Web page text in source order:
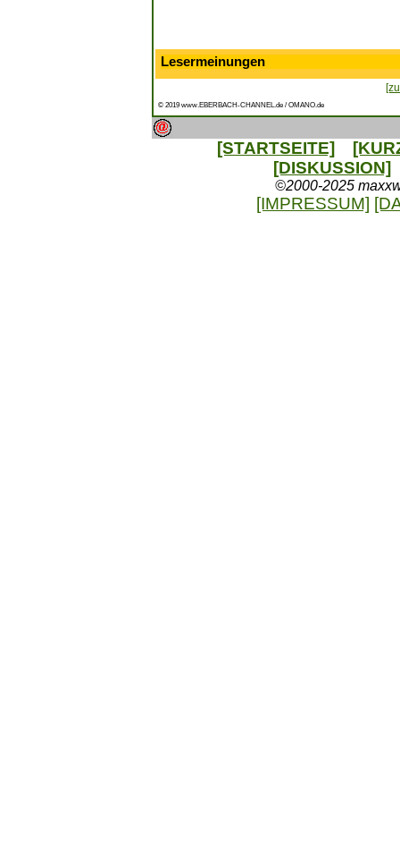
Lesermeinungen
© 2019 www.EBERBACH-CHANNEL.de / OMANO.de
[STARTSEITE]
[DISKUSSION]
©2000-2025
[IMPRESSUM]